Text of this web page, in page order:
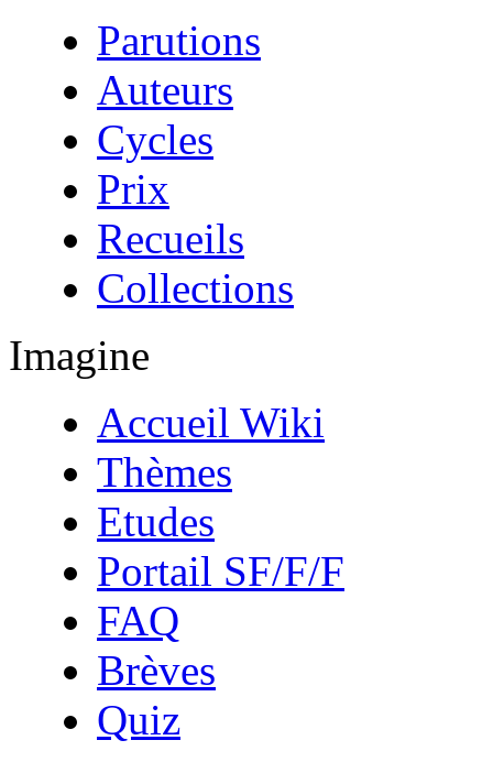
Parutions
Auteurs
Cycles
Prix
Recueils
Collections
Imagine
Accueil Wiki
Thèmes
Etudes
Portail SF/F/F
FAQ
Brèves
Quiz